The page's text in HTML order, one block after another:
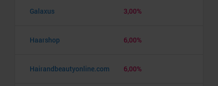
Galaxus 3,00%
Haarshop 6,00%
Hairandbeautyonline.com 6,00%